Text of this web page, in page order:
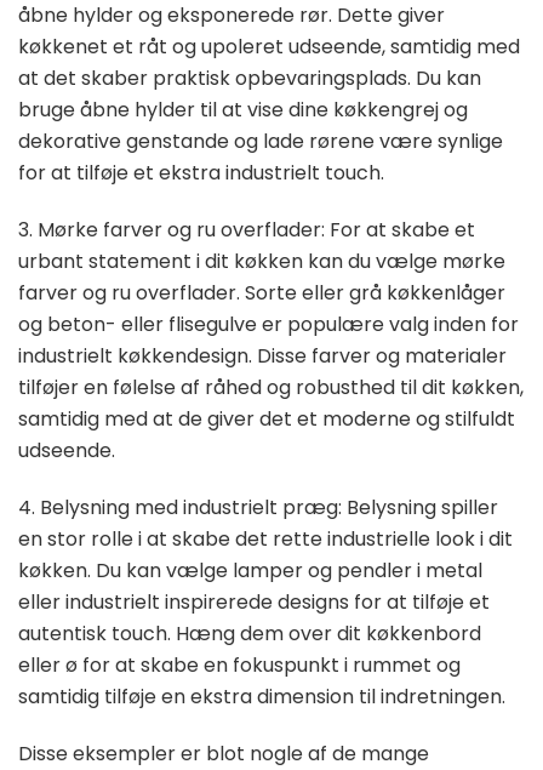
åbne hylder og eksponerede rør. Dette giver
køkkenet et råt og upoleret udseende, samtidig med
at det skaber praktisk opbevaringsplads. Du kan
bruge åbne hylder til at vise dine køkkengrej og
dekorative genstande og lade rørene være synlige
for at tilføje et ekstra industrielt touch.
3. Mørke farver og ru overflader: For at skabe et
urbant statement i dit køkken kan du vælge mørke
farver og ru overflader. Sorte eller grå køkkenlåger
og beton- eller flisegulve er populære valg inden for
industrielt køkkendesign. Disse farver og materialer
tilføjer en følelse af råhed og robusthed til dit køkken,
samtidig med at de giver det et moderne og stilfuldt
udseende.
4. Belysning med industrielt præg: Belysning spiller
en stor rolle i at skabe det rette industrielle look i dit
køkken. Du kan vælge lamper og pendler i metal
eller industrielt inspirerede designs for at tilføje et
autentisk touch. Hæng dem over dit køkkenbord
eller ø for at skabe en fokuspunkt i rummet og
samtidig tilføje en ekstra dimension til indretningen.
Disse eksempler er blot nogle af de mange